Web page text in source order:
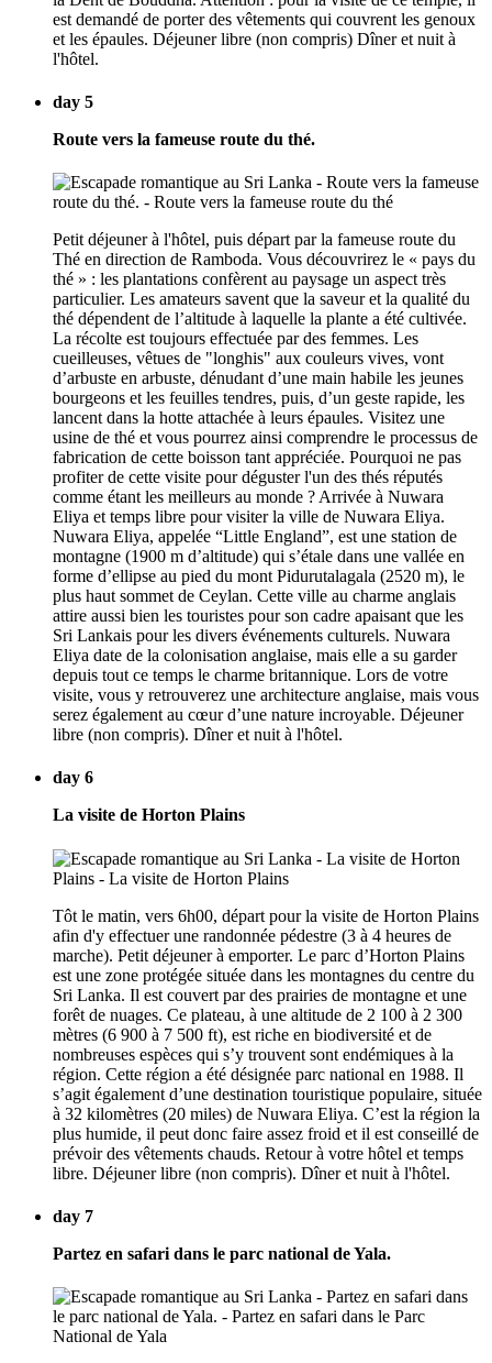
est demandé de porter des vêtements qui couvrent les genoux
et les épaules. Déjeuner libre (non compris) Dîner et nuit à
l'hôtel.
day 5
Route vers la fameuse route du thé.
Petit déjeuner à l'hôtel, puis départ par la fameuse route du
Thé en direction de Ramboda. Vous découvrirez le « pays du
thé » : les plantations confèrent au paysage un aspect très
particulier. Les amateurs savent que la saveur et la qualité du
thé dépendent de l’altitude à laquelle la plante a été cultivée.
La récolte est toujours effectuée par des femmes. Les
cueilleuses, vêtues de "longhis" aux couleurs vives, vont
d’arbuste en arbuste, dénudant d’une main habile les jeunes
bourgeons et les feuilles tendres, puis, d’un geste rapide, les
lancent dans la hotte attachée à leurs épaules. Visitez une
usine de thé et vous pourrez ainsi comprendre le processus de
fabrication de cette boisson tant appréciée. Pourquoi ne pas
profiter de cette visite pour déguster l'un des thés réputés
comme étant les meilleurs au monde ? Arrivée à Nuwara
Eliya et temps libre pour visiter la ville de Nuwara Eliya.
Nuwara Eliya, appelée “Little England”, est une station de
montagne (1900 m d’altitude) qui s’étale dans une vallée en
forme d’ellipse au pied du mont Pidurutalagala (2520 m), le
plus haut sommet de Ceylan. Cette ville au charme anglais
attire aussi bien les touristes pour son cadre apaisant que les
Sri Lankais pour les divers événements culturels. Nuwara
Eliya date de la colonisation anglaise, mais elle a su garder
depuis tout ce temps le charme britannique. Lors de votre
visite, vous y retrouverez une architecture anglaise, mais vous
serez également au cœur d’une nature incroyable. Déjeuner
libre (non compris). Dîner et nuit à l'hôtel.
day 6
La visite de Horton Plains
Tôt le matin, vers 6h00, départ pour la visite de Horton Plains
afin d'y effectuer une randonnée pédestre (3 à 4 heures de
marche). Petit déjeuner à emporter. Le parc d’Horton Plains
est une zone protégée située dans les montagnes du centre du
Sri Lanka. Il est couvert par des prairies de montagne et une
forêt de nuages. Ce plateau, à une altitude de 2 100 à 2 300
mètres (6 900 à 7 500 ft), est riche en biodiversité et de
nombreuses espèces qui s’y trouvent sont endémiques à la
région. Cette région a été désignée parc national en 1988. Il
s’agit également d’une destination touristique populaire, située
à 32 kilomètres (20 miles) de Nuwara Eliya. C’est la région la
plus humide, il peut donc faire assez froid et il est conseillé de
prévoir des vêtements chauds. Retour à votre hôtel et temps
libre. Déjeuner libre (non compris). Dîner et nuit à l'hôtel.
day 7
Partez en safari dans le parc national de Yala.